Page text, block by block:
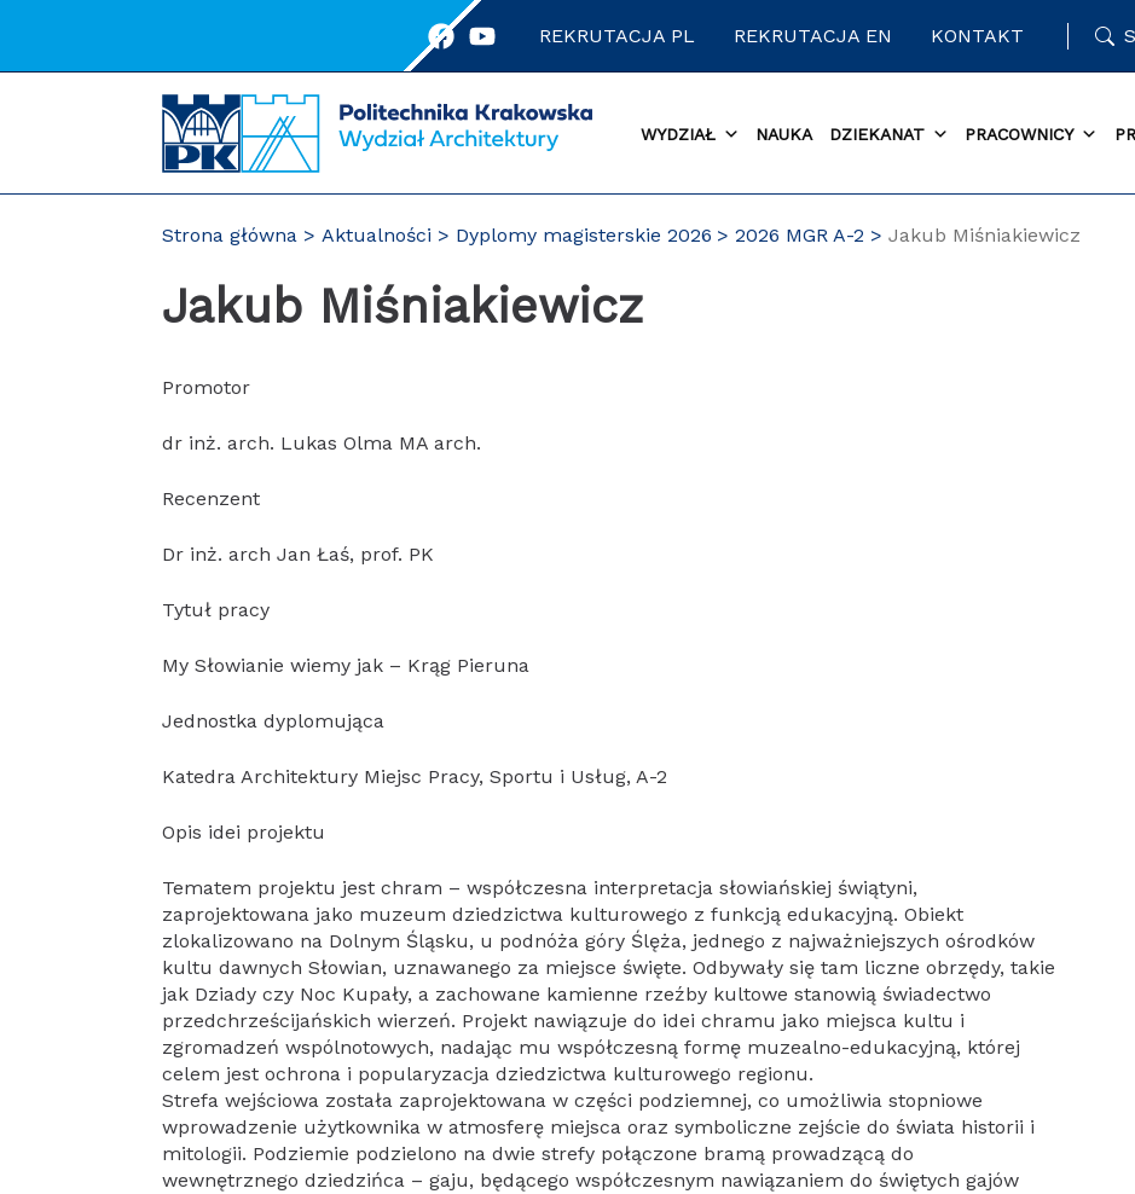
REKRUTACJA PL REKRUTACJA EN KONTAKT
WYDZIAŁ NAUKA DZIEKANAT PRACOWNICY
Strona główna Aktualności Dyplomy magisterskie 2026 2026 MGR A-2 Jakub Miśniakiewicz
Jakub Miśniakiewicz
Promotor
dr inż. arch. Lukas Olma MA arch.
Recenzent
Dr inż. arch Jan Łaś, prof. PK
Tytuł pracy
My Słowianie wiemy jak – Krąg Pieruna
Jednostka dyplomująca
Katedra Architektury Miejsc Pracy, Sportu i Usług, A-2
Opis idei projektu
Tematem projektu jest chram – współczesna interpretacja słowiańskiej świątyni,
zaprojektowana jako muzeum dziedzictwa kulturowego z funkcją edukacyjną. Obiekt
zlokalizowano na Dolnym Śląsku, u podnóża góry Ślęża, jednego z najważniejszych ośrodków
kultu dawnych Słowian, uznawanego za miejsce święte. Odbywały się tam liczne obrzędy, takie
jak Dziady czy Noc Kupały, a zachowane kamienne rzeźby kultowe stanowią świadectwo
przedchrześcijańskich wierzeń. Projekt nawiązuje do idei chramu jako miejsca kultu i
zgromadzeń wspólnotowych, nadając mu współczesną formę muzealno-edukacyjną, której
celem jest ochrona i popularyzacja dziedzictwa kulturowego regionu.
Strefa wejściowa została zaprojektowana w części podziemnej, co umożliwia stopniowe
wprowadzenie użytkownika w atmosferę miejsca oraz symboliczne zejście do świata historii i
mitologii. Podziemie podzielono na dwie strefy połączone bramą prowadzącą do
wewnętrznego dziedzińca – gaju, będącego współczesnym nawiązaniem do świętych gajów